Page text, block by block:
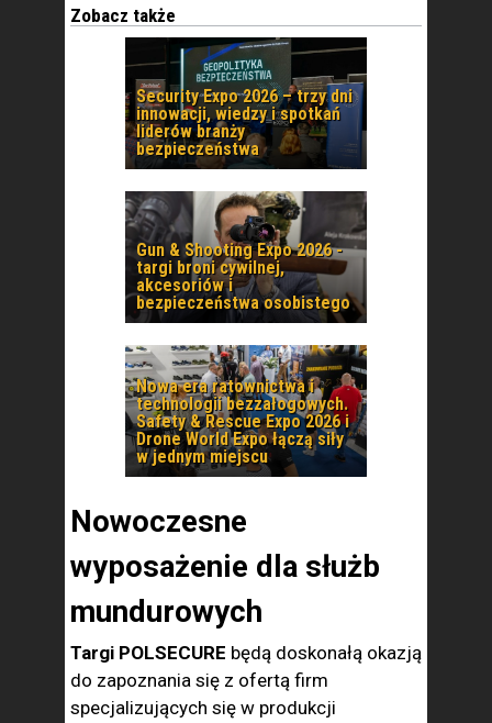
Zobacz także
Security Expo 2026 – trzy dni
innowacji, wiedzy i spotkań
liderów branży
bezpieczeństwa
Gun & Shooting Expo 2026 -
targi broni cywilnej,
akcesoriów i
bezpieczeństwa osobistego
Nowa era ratownictwa i
technologii bezzałogowych.
Safety & Rescue Expo 2026 i
Drone World Expo łączą siły
w jednym miejscu
Nowoczesne
wyposażenie dla służb
mundurowych
Targi POLSECURE będą doskonałą okazją
do zapoznania się z ofertą firm
specjalizujących się w produkcji